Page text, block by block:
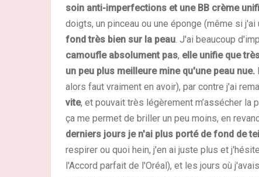
soin anti-imperfections et une BB crème
doigts, un pinceau ou une éponge (même si
fond très bien sur la peau. J'ai beaucoup
camoufle absolument pas, elle unifie que
un peu plus meilleure mine qu'une peau nue.
alors faut vraiment en avoir), par contre j'ai
vite, et pouvait très légèrement m’assécher la
ça me permet de briller un peu moins, en
derniers jours je n'ai plus porté de fond de
respirer ou quoi hein, j'en ai juste plus et
l'Accord parfait de l'Oréal), et les jours où